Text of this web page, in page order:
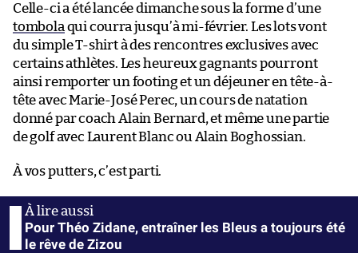
Celle-ci a été lancée dimanche sous la forme d’une
tombola qui courra jusqu’à mi-février. Les lots vont
du simple T-shirt à des rencontres exclusives avec
certains athlètes. Les heureux gagnants pourront
ainsi remporter un footing et un déjeuner en tête-à-
tête avec Marie-José Perec, un cours de natation
donné par coach Alain Bernard, et même une partie
de golf avec Laurent Blanc ou Alain Boghossian.
À vos putters, c’est parti.
Pour Théo Zidane, entraîner les Bleus a toujours été
le rêve de Zizou